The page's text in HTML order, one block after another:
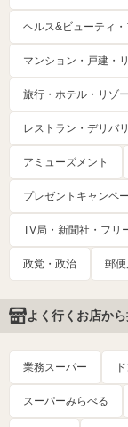
ヘルス&ビューティ
マンション・戸建・
旅行・ホテル・リゾ
レストラン・デリバ
アミューズメント
プレゼントキャンペ
TV局・新聞社・フリ
政党・政治 郵便
よく行くお店か
業務スーパー
スーパーみらべる